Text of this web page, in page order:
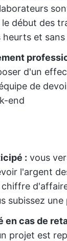
début des
heurts et sans
d'un
de
end
: vous
l'argent
chiffre
subissez
en cas de
projet est